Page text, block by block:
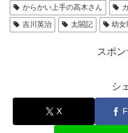
からかい上手の高木さん
吉川英治
太閤記 幼女
スポ
シ
X